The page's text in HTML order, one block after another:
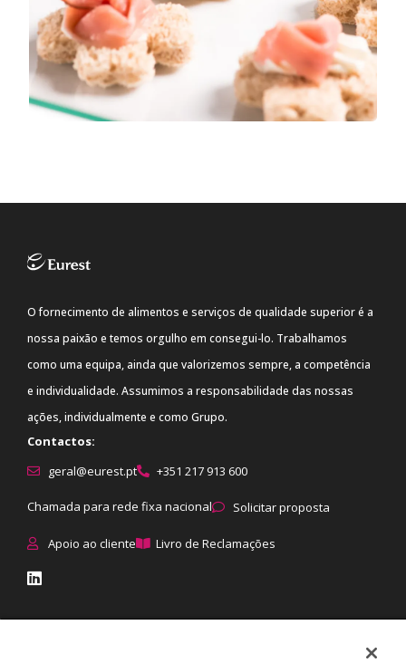
O fornecimento de alimentos e serviços de qualidade superior é a
nossa paixão e temos orgulho em consegui-lo. Trabalhamos
como uma equipa, ainda que valorizemos sempre, a competência
e individualidade. Assumimos a responsabilidade das nossas
ações, individualmente e como Grupo.
Contactos:
geral@eurest.pt
+351 217 913 600
Chamada para rede fixa nacional Solicitar proposta
Apoio ao cliente Livro de Reclamações